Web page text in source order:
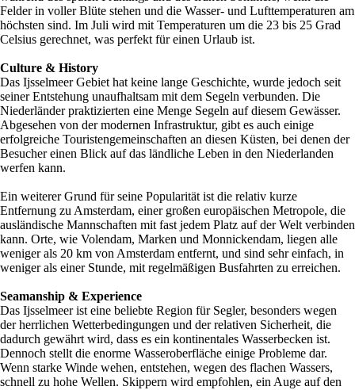
Felder in voller Blüte stehen und die Wasser- und Lufttemperaturen am
höchsten sind. Im Juli wird mit Temperaturen um die 23 bis 25 Grad
Celsius gerechnet, was perfekt für einen Urlaub ist.
Culture & History
Das Ijsselmeer Gebiet hat keine lange Geschichte, wurde jedoch seit
seiner Entstehung unaufhaltsam mit dem Segeln verbunden. Die
Niederländer praktizierten eine Menge Segeln auf diesem Gewässer.
Abgesehen von der modernen Infrastruktur, gibt es auch einige
erfolgreiche Touristengemeinschaften an diesen Küsten, bei denen der
Besucher einen Blick auf das ländliche Leben in den Niederlanden
werfen kann.
Ein weiterer Grund für seine Popularität ist die relativ kurze
Entfernung zu Amsterdam, einer großen europäischen Metropole, die
ausländische Mannschaften mit fast jedem Platz auf der Welt verbinden
kann. Orte, wie Volendam, Marken und Monnickendam, liegen alle
weniger als 20 km von Amsterdam entfernt, und sind sehr einfach, in
weniger als einer Stunde, mit regelmäßigen Busfahrten zu erreichen.
Seamanship & Experience
Das Ijsselmeer ist eine beliebte Region für Segler, besonders wegen
der herrlichen Wetterbedingungen und der relativen Sicherheit, die
dadurch gewährt wird, dass es ein kontinentales Wasserbecken ist.
Dennoch stellt die enorme Wasseroberfläche einige Probleme dar.
Wenn starke Winde wehen, entstehen, wegen des flachen Wassers,
schnell zu hohe Wellen. Skippern wird empfohlen, ein Auge auf den